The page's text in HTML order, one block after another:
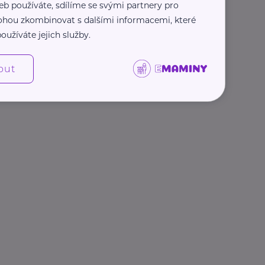
používáte, sdílíme se svými partnery pro
zkombinovat s dalšími informacemi, které
jejich služby.